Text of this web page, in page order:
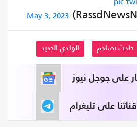
May 3, 2023
حادث تصادم الوادي الجديد
على جوجل نيوز
على تليغرام